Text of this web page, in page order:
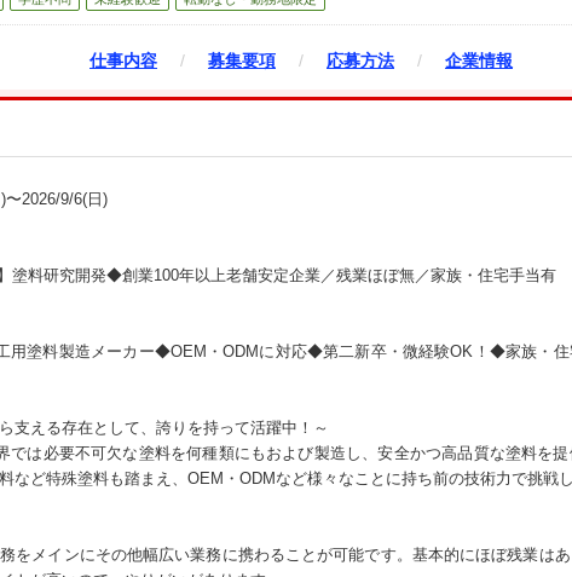
仕事内容 / 募集要項 / 応募方法 / 企業情報
〜2026/9/6(日)
塗料研究開発◆創業100年以上老舗安定企業／残業ほぼ無／家族・住宅手当有
工用塗料製造メーカー◆OEM・ODMに対応◆第二新卒・微経験OK！◆家族・
支える存在として、誇りを持って活躍中！～
では必要不可欠な塗料を何種類にもおよび製造し、安全かつ高品質な塗料を
など特殊塗料も踏まえ、OEM・ODMなど様々なことに持ち前の技術力で挑戦し
をメインにその他幅広い業務に携わることが可能です。基本的にほぼ残業は